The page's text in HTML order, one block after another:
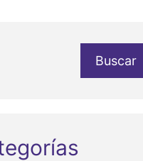
Buscar